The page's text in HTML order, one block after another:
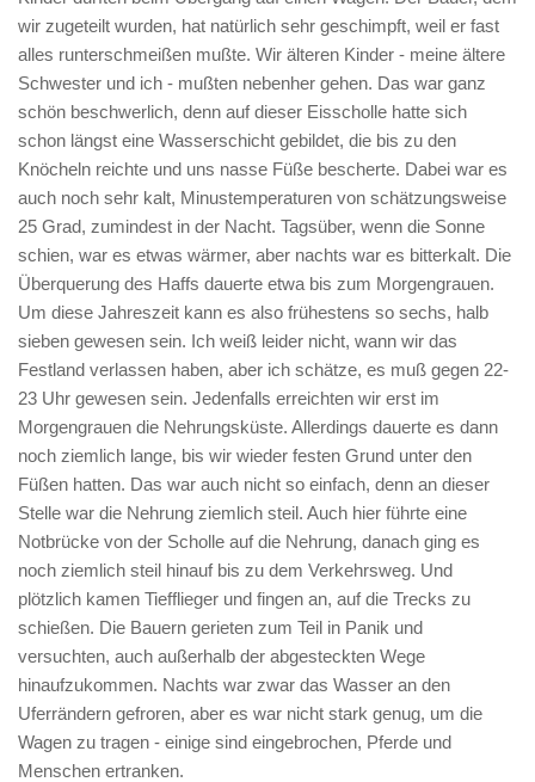
wir zugeteilt wurden, hat natürlich sehr geschimpft, weil er fast
alles runterschmeißen mußte. Wir älteren Kinder - meine ältere
Schwester und ich - mußten nebenher gehen. Das war ganz
schön beschwerlich, denn auf dieser Eisscholle hatte sich
schon längst eine Wasserschicht gebildet, die bis zu den
Knöcheln reichte und uns nasse Füße bescherte. Dabei war es
auch noch sehr kalt, Minustemperaturen von schätzungsweise
25 Grad, zumindest in der Nacht. Tagsüber, wenn die Sonne
schien, war es etwas wärmer, aber nachts war es bitterkalt. Die
Überquerung des Haffs dauerte etwa bis zum Morgengrauen.
Um diese Jahreszeit kann es also frühestens so sechs, halb
sieben gewesen sein. Ich weiß leider nicht, wann wir das
Festland verlassen haben, aber ich schätze, es muß gegen 22-
23 Uhr gewesen sein. Jedenfalls erreichten wir erst im
Morgengrauen die Nehrungsküste. Allerdings dauerte es dann
noch ziemlich lange, bis wir wieder festen Grund unter den
Füßen hatten. Das war auch nicht so einfach, denn an dieser
Stelle war die Nehrung ziemlich steil. Auch hier führte eine
Notbrücke von der Scholle auf die Nehrung, danach ging es
noch ziemlich steil hinauf bis zu dem Verkehrsweg. Und
plötzlich kamen Tiefflieger und fingen an, auf die Trecks zu
schießen. Die Bauern gerieten zum Teil in Panik und
versuchten, auch außerhalb der abgesteckten Wege
hinaufzukommen. Nachts war zwar das Wasser an den
Uferrändern gefroren, aber es war nicht stark genug, um die
Wagen zu tragen - einige sind eingebrochen, Pferde und
Menschen ertranken.